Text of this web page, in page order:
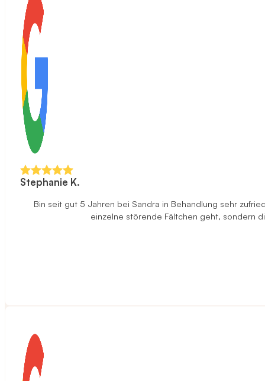
Stephanie K.
Bin seit gut 5 Jahren bei Sandra in Behandlung sehr
einzelne störende Fältchen geht, sondern